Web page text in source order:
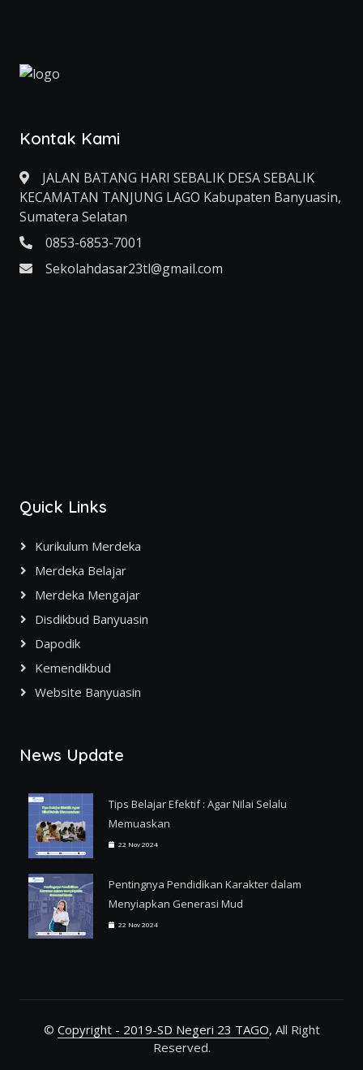
Kontak Kami
JALAN BATANG HARI SEBALIK DESA SEBALIK
KECAMATAN TANJUNG LAGO Kabupaten Banyuasin,
Sumatera Selatan
0853-6853-7001
Sekolahdasar23tl@gmail.com
Quick Links
Kurikulum Merdeka
Merdeka Belajar
Merdeka Mengajar
Disdikbud Banyuasin
Dapodik
Kemendikbud
Website Banyuasin
News Update
Tips Belajar Efektif : Agar Nilai Selalu
Memuaskan
22 Nov 2024
Pentingnya Pendidikan Karakter dalam
Menyiapkan Generasi Mud
22 Nov 2024
© Copyright - 2019-SD Negeri 23 TAGO, All Right
Reserved.